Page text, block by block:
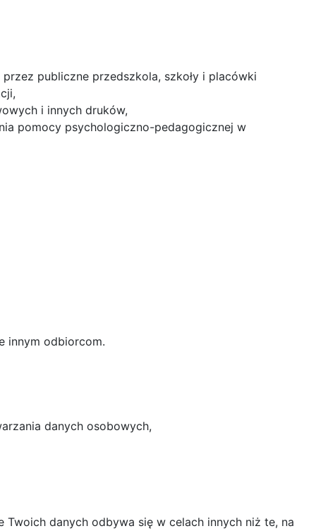
publiczne przedszkola, szkoły i placówki
i innych druków,
pomocy psychologiczno-pedagogicznej w
innym odbiorcom.
danych osobowych,
danych odbywa się w celach innych niż te, na